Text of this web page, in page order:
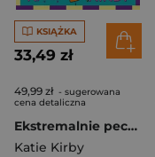
KSIĄŻKA
33,49 zł
49,99 zł - sugerowana
cena detaliczna
Ekstremalnie pechowa wycieczka Lottie Brooks
Katie Kirby